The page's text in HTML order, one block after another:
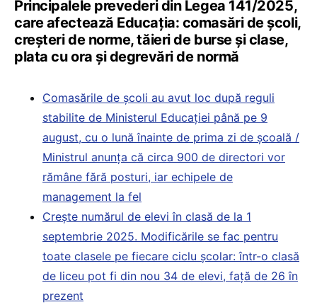
Principalele prevederi din Legea 141/2025,
care afectează Educația: comasări de școli,
creșteri de norme, tăieri de burse și clase,
plata cu ora și degrevări de normă
Comasările de școli au avut loc după reguli
stabilite de Ministerul Educației până pe 9
august, cu o lună înainte de prima zi de școală /
Ministrul anunța că circa 900 de directori vor
rămâne fără posturi, iar echipele de
management la fel
Crește numărul de elevi în clasă de la 1
septembrie 2025. Modificările se fac pentru
toate clasele pe fiecare ciclu școlar: într-o clasă
de liceu pot fi din nou 34 de elevi, față de 26 în
prezent